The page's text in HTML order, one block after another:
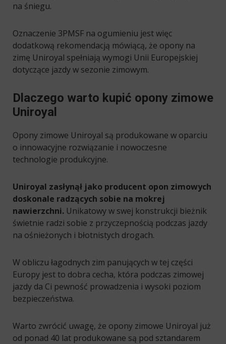
na śniegu.
Oznaczenie 3PMSF na ogumieniu jest więc
dodatkową rekomendacją mówiącą, że opony na
zimę Uniroyal spełniają wymogi Unii Europejskiej
dotyczące jazdy w sezonie zimowym.
Dlaczego warto kupić opony zimowe
Uniroyal
Opony zimowe Uniroyal są produkowane w oparciu
o innowacyjne rozwiązanie i nowoczesne
technologie produkcyjne.
Uniroyal zasłynął jako producent opon zimowych
doskonale radzących sobie na mokrej
nawierzchni. Unikatowy w swej konstrukcji bieżnik
świetnie radzi sobie z przyczepnością podczas jazdy
na ośnieżonych i błotnistych drogach.
W obliczu łagodnych zim panujących w tej części
Europy jest to dobra cecha, która podczas zimowej
jazdy da Ci pewność prowadzenia i wysoki poziom
bezpieczeństwa.
Warto zwrócić uwagę, że opony zimowe Uniroyal już
od ponad 40 lat produkowane są pod sztandarem